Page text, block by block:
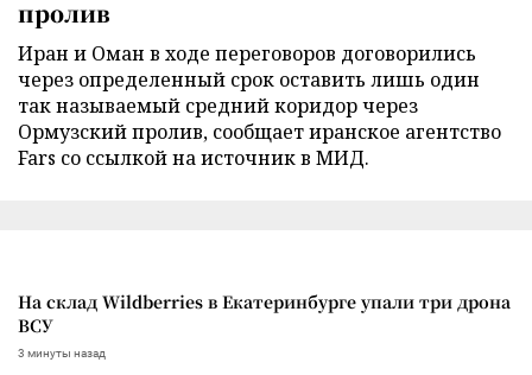
пролив
Иран и Оман в ходе переговоров договорились
через определенный срок оставить лишь один
так называемый средний коридор через
Ормузский пролив, сообщает иранское агентство
Fars со ссылкой на источник в МИД.
На склад Wildberries в Екатеринбурге упали три дрона
ВСУ
3 минуты назад